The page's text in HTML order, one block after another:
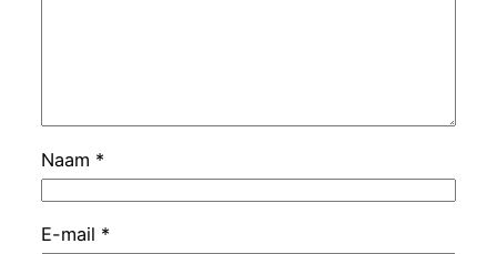
Naam *
E-mail *